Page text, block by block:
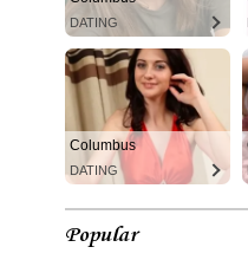
DATING
Columbus
DATING
Popular